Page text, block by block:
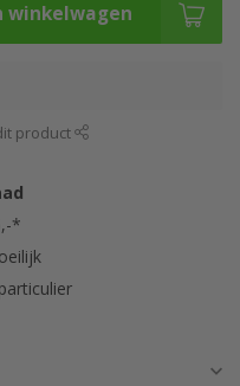
winkelwagen
product
*